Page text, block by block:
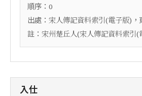
順序： 0
出處： 宋人傳記資料索引(電子版) ，
註： 宋州楚丘人(宋人傳記資料索引(
入仕